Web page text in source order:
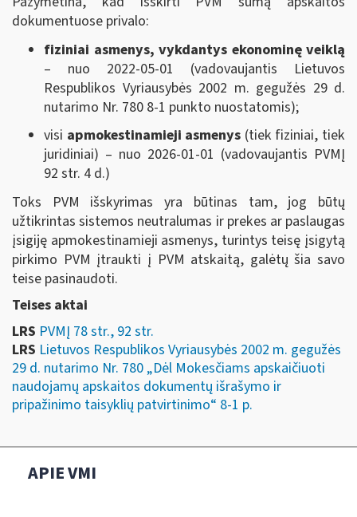
dokumentuose privalo:
fiziniai asmenys, vykdantys ekonominę veiklą
– nuo 2022-05-01 (vadovaujantis Lietuvos
Respublikos Vyriausybės 2002 m. gegužės 29 d.
nutarimo Nr. 780 8-1 punkto nuostatomis);
visi apmokestinamieji asmenys (tiek fiziniai, tiek
juridiniai) – nuo 2026-01-01 (vadovaujantis PVMĮ
92 str. 4 d.)
Toks PVM išskyrimas yra būtinas tam, jog būtų
užtikrintas sistemos neutralumas ir prekes ar paslaugas
įsigiję apmokestinamieji asmenys, turintys teisę įsigytą
pirkimo PVM įtraukti į PVM atskaitą, galėtų šia savo
teise pasinaudoti.
Teises aktai
LRS PVMĮ 78 str., 92 str.
LRS Lietuvos Respublikos Vyriausybės 2002 m. gegužės
29 d. nutarimo Nr. 780 „Dėl Mokesčiams apskaičiuoti
naudojamų apskaitos dokumentų išrašymo ir
pripažinimo taisyklių patvirtinimo“ 8-1 p.
APIE VMI